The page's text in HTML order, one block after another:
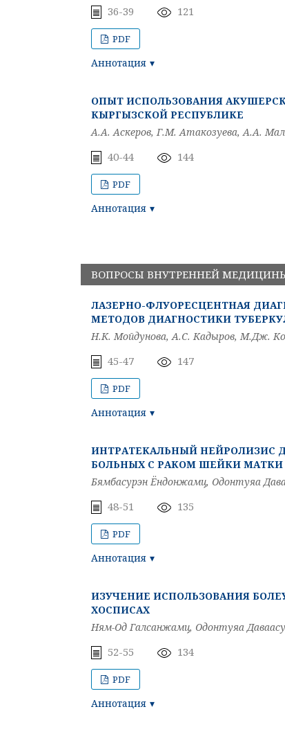
36-39 121
PDF
Аннотация
ОПЫТ ИСПОЛЬЗОВАНИЯ
КЫРГЫЗСКОЙ РЕСПУБЛИКЕ
А.А. Аскеров, Г.М. Атакозуева, A.A.
40-44 144
PDF
Аннотация
ВОПРОСЫ ВНУТРЕННЕЙ
ЛАЗЕРНО-ФЛУОРЕСЦЕНТНАЯ
МЕТОДОВ ДИАГНОСТИКИ
Н.К. Мойдунова, А.С. Кадыров, М.Дж.
45-47 147
PDF
Аннотация
ИНТРАТЕКАЛЬНЫЙ НЕЙРОЛИЗИС
БОЛЬНЫХ С РАКОМ ШЕЙКИ МАТКИ
Бямбасурэн Ёндонжамц, Одонтуяа
48-51 135
PDF
Аннотация
ИЗУЧЕНИЕ ИСПОЛЬЗОВАНИЯ
ХОСПИСАХ
Ням-Од Галсанжамц, Одонтуяа
52-55 134
PDF
Аннотация